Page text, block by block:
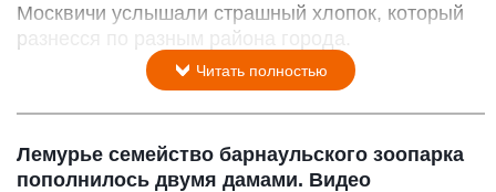
Москвичи услышали страшный хлопок, который
разнесся по разным района города.
Читать полностью
Лемурье семейство барнаульского зоопарка
пополнилось двумя дамами. Видео